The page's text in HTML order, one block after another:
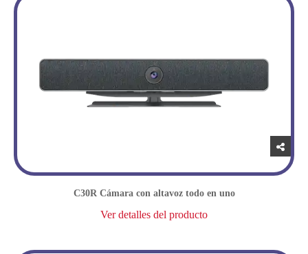
C30R Cámara con altavoz todo en uno
Ver detalles del producto